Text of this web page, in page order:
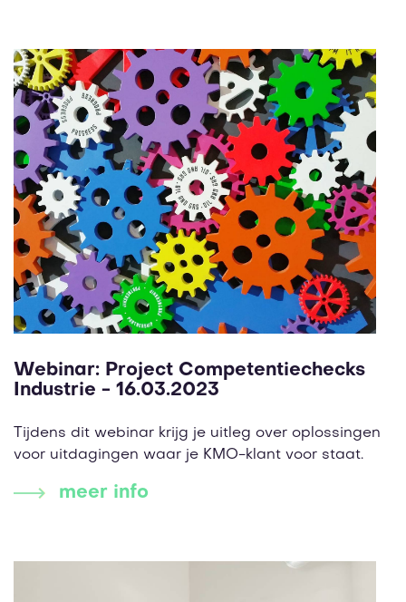
Webinar: Project Competentiechecks
Industrie - 16.03.2023
Tijdens dit webinar krijg je uitleg over oplossingen
voor uitdagingen waar je KMO-klant voor staat.
meer info